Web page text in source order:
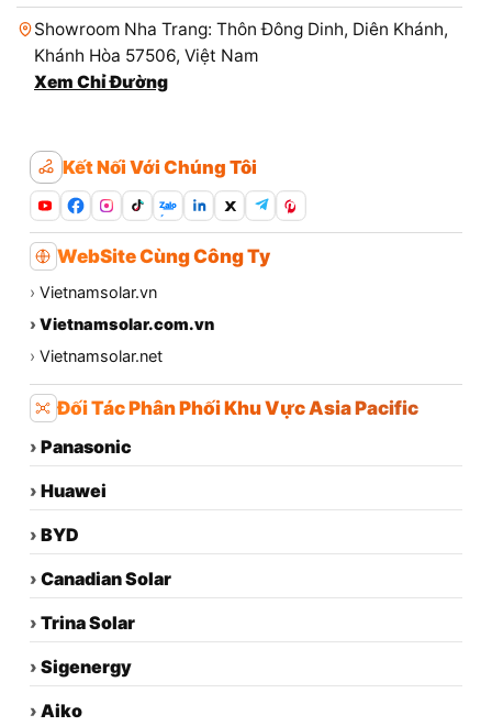
Showroom Nha Trang: Thôn Đông Dinh, Diên Khánh,
Khánh Hòa 57506, Việt Nam
Xem Chỉ Đường
Kết Nối Với Chúng Tôi
Zalo
WebSite Cùng Công Ty
› Vietnamsolar.vn
› Vietnamsolar.com.vn
› Vietnamsolar.net
Đối Tác Phân Phối Khu Vực Asia Pacific
› Panasonic
› Huawei
› BYD
› Canadian Solar
› Trina Solar
› Sigenergy
› Aiko